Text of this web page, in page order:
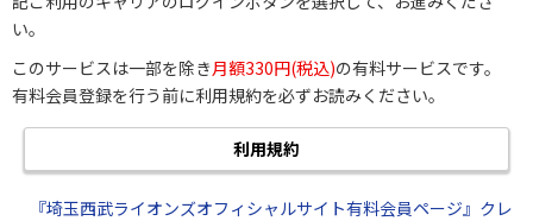
い。
このサービスは一部を除き月額330円(税込)の有料サービスです。
有料会員登録を行う前に利用規約を必ずお読みください。
利用規約
『埼玉西武ライオンズオフィシャルサイト有料会員ページ』クレ